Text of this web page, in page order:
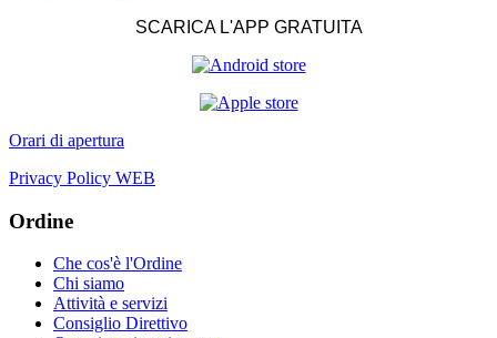
SCARICA L'APP GRATUITA
Orari di apertura
Privacy Policy WEB
Ordine
Che cos'è l'Ordine
Chi siamo
Attività e servizi
Consiglio Direttivo